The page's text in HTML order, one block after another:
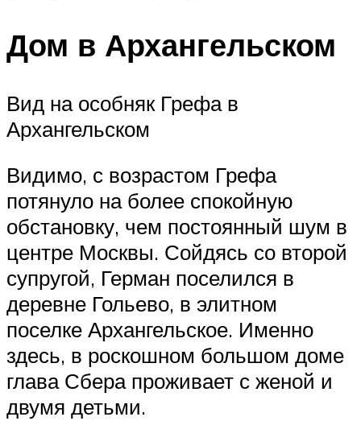
Дом в Архангельском
Вид на особняк Грефа в
Архангельском
Видимо, с возрастом Грефа
потянуло на более спокойную
обстановку, чем постоянный шум в
центре Москвы. Сойдясь со второй
супругой, Герман поселился в
деревне Гольево, в элитном
поселке Архангельское. Именно
здесь, в роскошном большом доме
глава Сбера проживает с женой и
двумя детьми.